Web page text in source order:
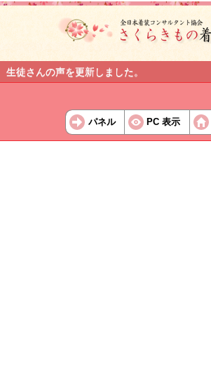
生徒さんの声を更新しました。
パネル PC 表示